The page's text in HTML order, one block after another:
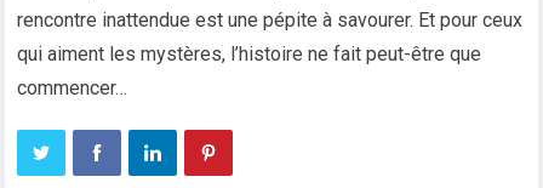
rencontre inattendue est une pépite à savourer. Et pour ceux
qui aiment les mystères, l’histoire ne fait peut-être que
commencer…